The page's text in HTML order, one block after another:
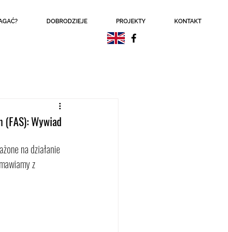
DOBRODZIEJE PROJEKTY KONTAKT
(FAS): Wywiad
na działanie
z